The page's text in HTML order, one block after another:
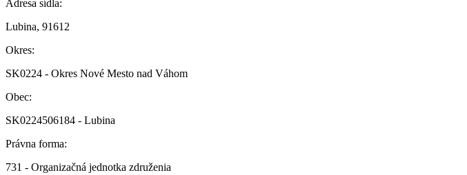
Adresa sídla:
Lubina, 91612
Okres:
SK0224 - Okres Nové Mesto nad Váhom
Obec:
SK0224506184 - Lubina
Právna forma:
731 - Organizačná jednotka združenia